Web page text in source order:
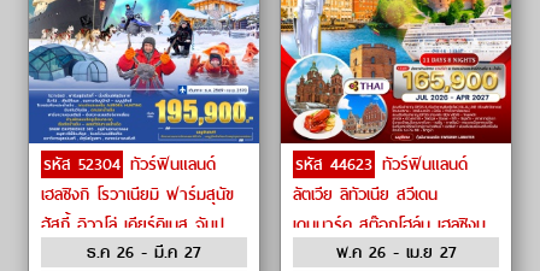
รหัส 52304 ทัวร์ฟินแลนด์
เฮลซิงกิ โรวาเนียมิ ฟาร์มสุนัข
ฮัสกี้ อิวาโล่ เคียร์คิเนส จับปู
ยักษ์ โรงแรมหิมะ by FINNAir
ธ.ค 26 - มี.ค 27
รหัส 44623 ทัวร์ฟินแลนด์
ลัตเวีย ลิทัวเนีย สวีเดน
เดนมาร์ค สต๊อกโฮล์ม เฮลซิงบ
อร์ก ทาลลินน์ by THAI
พ.ค 26 - เม.ย 27